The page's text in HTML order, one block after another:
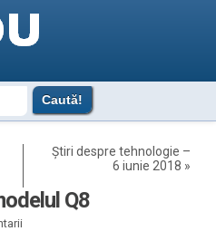
Știri despre tehnologie –
6 iunie 2018 »
Q8